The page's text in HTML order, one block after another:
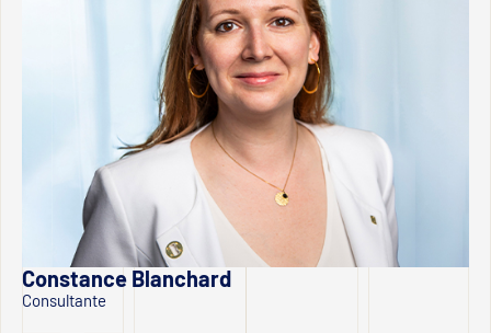
Constance Blanchard
Consultante